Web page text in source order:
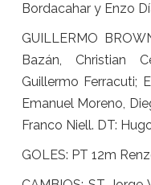
Bordacahar y Enzo
GUILLERMO
Bazán, Christian
Guillermo Ferracuti;
Emanuel Moreno,
Franco Niell. DT:
GOLES: PT 12m